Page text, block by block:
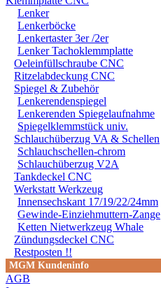
Lenker
Lenkerböcke
Lenkertaster 3er /2er
Lenker Tachoklemmplatte
Oeleinfüllschraube CNC
Ritzelabdeckung CNC
Spiegel & Zubehör
Lenkerendenspiegel
Lenkerenden Spiegelaufnahme
Spiegelklemmstück univ.
Schlauchüberzug VA & Schellen
Schlauchschellen-chrom
Schlauchüberzug V2A
Tankdeckel CNC
Werkstatt Werkzeug
Innensechskant 17/19/22/24mm
Gewinde-Einziehmuttern-Zange
Ketten Nietwerkzeug Whale
Zündungsdeckel CNC
Restposten !!
MGM Kundeninfo
AGB